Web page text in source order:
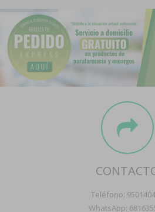
Pedidos express
Blog
Contacto
Boletín
Teléfono:
WhatsApp: